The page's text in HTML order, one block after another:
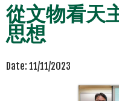
從文物看天
思想
Date: 11/11/2023